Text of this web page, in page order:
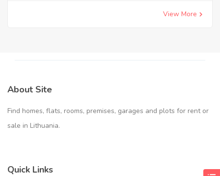
View More
About Site
Find homes, flats, rooms, premises, garages and plots for rent or
sale in Lithuania.
Quick Links